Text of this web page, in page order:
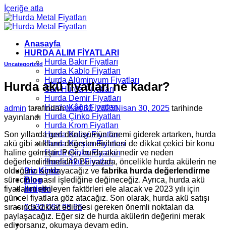
İçeriğe atla
Anasayfa
HURDA ALIM FİYATLARI
Hurda Bakır Fiyatları
Hurda Kablo Fiyatları
Hurda Alüminyum Fiyatları
Sarı Hurda Fiyatları
Hurda Demir Fiyatları
Hurda Kâğıt Fiyatları
Hurda Çinko Fiyatları
Hurda Krom Fiyatları
Hurda Kalay Fiyatları
Hurda Kurşun Fiyatları
Hurda Çinko Fiyatları
Hurda Akü Fiyatları
Biz Kimiz
Blog
İletişim
0 532 067 98 66
Uncategorized
Hurda akü fiyatları ne kadar?
admin tarafından Mart 30, 2025Nisan 30, 2025 tarihinde
yayınlandı
Son yıllarda geri dönüşümün önemi giderek artarken, hurda
akü gibi atıkların değerlendirilmesi de dikkat çekici bir konu
haline gelmiştir. Peki, hurda akü nedir ve neden
değerlendirilmelidir? Bu yazıda, öncelikle hurda akülerin ne
olduğunu açıklayacağız ve fabrika hurda değerlendirme
sürecinin nasıl işlediğine değineceğiz. Ayrıca, hurda akü
fiyatlarını etkileyen faktörleri ele alacak ve 2023 yılı için
güncel fiyatlara göz atacağız. Son olarak, hurda akü satışı
sırasında dikkat edilmesi gereken önemli noktaları da
paylaşacağız. Eğer siz de hurda akülerin değerini merak
ediyorsanız, okumaya devam edin.